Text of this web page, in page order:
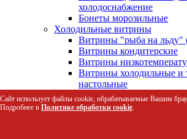
холодоснабжение
Бонеты морозильные
Холодильные витрины
Витрины "рыба на
Витрины кондитерские
Витрины
Витрины холодильные и
настольные
Витрины холодильные
Витрины холодильные
Сайт использует файлы cookie, обрабатываемые Вашим
Подробнее в Политике обработки cookie.